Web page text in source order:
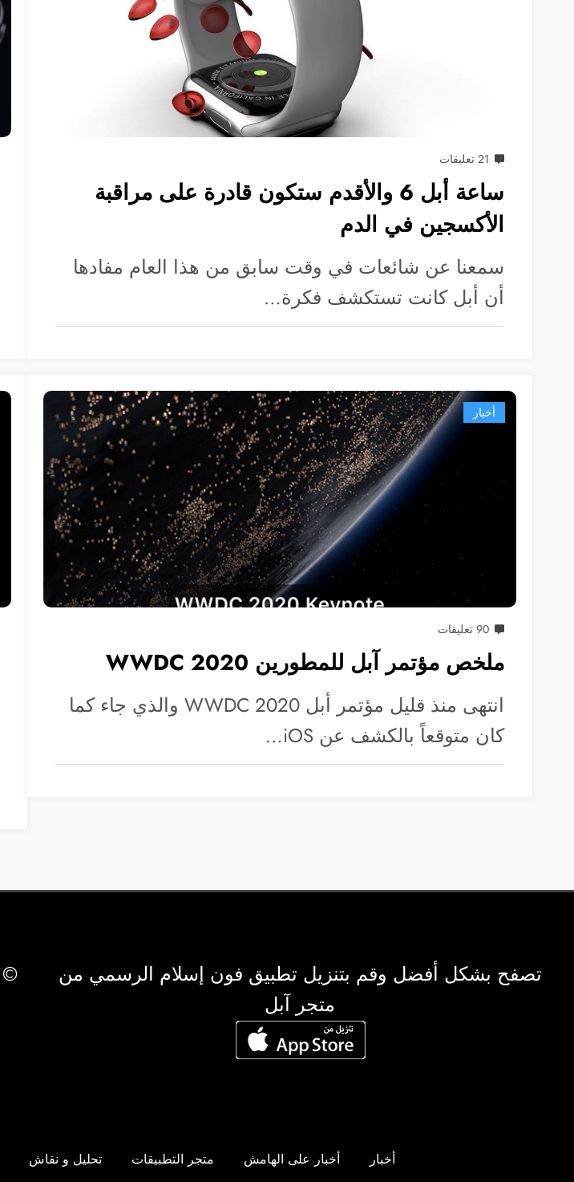
21 تعليقات
ساعة أبل 6 والأقدم ستكون قادرة على مراقبة
الأكسجين في الدم
سمعنا عن شائعات في وقت سابق من هذا العام مفادها
أن أبل كانت تستكشف فكرة…
أخبار
90 تعليقات
ملخص مؤتمر آبل للمطورين WWDC 2020
انتهى منذ قليل مؤتمر أبل WWDC 2020 والذي جاء كما
كان متوقعاً بالكشف عن iOS…
تصفح بشكل أفضل وقم بتنزيل تطبيق فون إسلام الرسمي من
متجر آبل
© 2007 - 2026 | جميع الحقوق محفوظة لشركة
أخبار أخبار على الهامش متجر التطبيقات تحليل و نقاش